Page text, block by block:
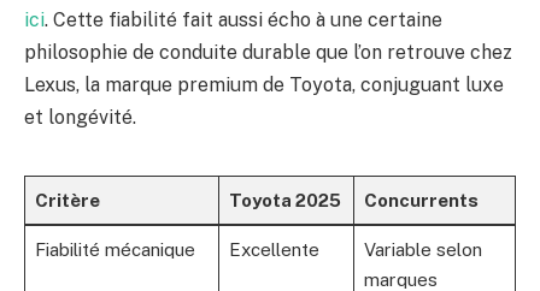
ici. Cette fiabilité fait aussi écho à une certaine
philosophie de conduite durable que l’on retrouve chez
Lexus, la marque premium de Toyota, conjuguant luxe
et longévité.
Critère Toyota 2025 Concurrents
Fiabilité mécanique Excellente
Variable selon
marques